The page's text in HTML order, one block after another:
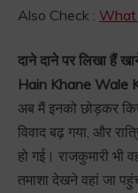
Also Check : What
दाने दाने पर लिखा हैं
Hain Khane Wale
अब मैं इनको छोड़कर
विवाद बढ़ गया, और
हो गई। राजकुमारी भी
तमाशा देखने वहां जा